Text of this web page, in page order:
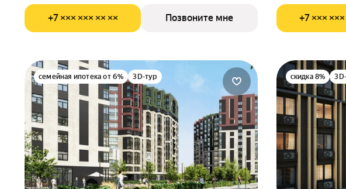
+7 ××× ××× ×× ×× Позвоните мне +7 ×××
семейная ипотека от 6% 3D-тур скидка 8%